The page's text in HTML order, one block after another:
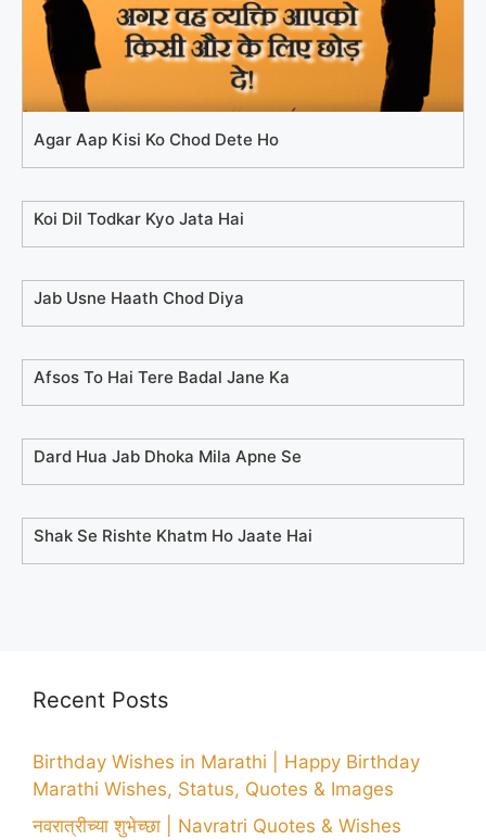
Agar Aap Kisi Ko Chod Dete Ho
Koi Dil Todkar Kyo Jata Hai
Jab Usne Haath Chod Diya
Afsos To Hai Tere Badal Jane Ka
Dard Hua Jab Dhoka Mila Apne Se
Shak Se Rishte Khatm Ho Jaate Hai
Recent Posts
Birthday Wishes in Marathi | Happy Birthday
Marathi Wishes, Status, Quotes & Images
नवरात्रीच्या शुभेच्छा | Navratri Quotes & Wishes